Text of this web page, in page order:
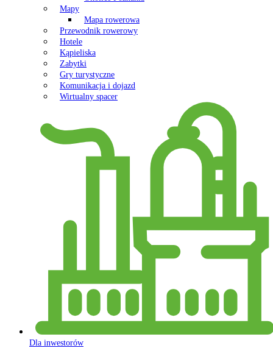
Mapy
Mapa rowerowa
Przewodnik rowerowy
Hotele
Kąpieliska
Zabytki
Gry turystyczne
Komunikacja i dojazd
Wirtualny spacer
Dla inwestorów